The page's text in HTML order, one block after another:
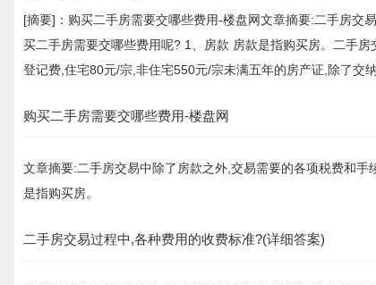
[摘要]：购买二手房需要交哪些费用-楼盘网文章摘要:二手房交
买二手房需要交哪些费用呢? 1、房款 房款是指购买房。二手
登记费,住宅80元/宗,非住宅550元/宗未满五年的房产证,除了交
购买二手房需要交哪些费用-楼盘网
文章摘要:二手房交易中除了房款之外,交易需要的各项税费和
是指购买房。
二手房交易过程中,各种费用的收费标准?(详细答案)